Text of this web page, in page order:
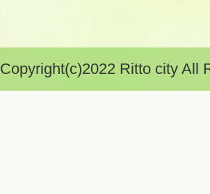
Copyright(c)2022 Ritto city All